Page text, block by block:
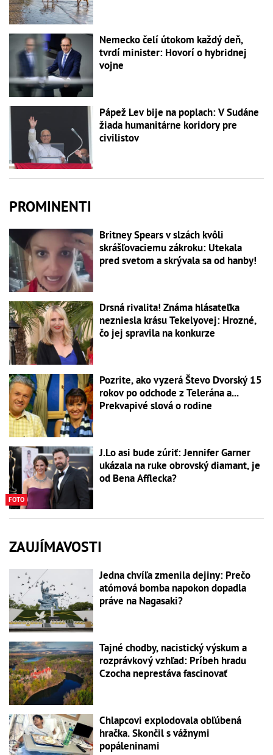
Nemecko čelí útokom každý deň,
tvrdí minister: Hovorí o hybridnej
vojne
Pápež Lev bije na poplach: V Sudáne
žiada humanitárne koridory pre
civilistov
PROMINENTI
Britney Spears v slzách kvôli
skrášľovaciemu zákroku: Utekala
pred svetom a skrývala sa od hanby!
Drsná rivalita! Známa hlásateľka
nezniesla krásu Tekelyovej: Hrozné,
čo jej spravila na konkurze
Pozrite, ako vyzerá Števo Dvorský 15
rokov po odchode z Telerána a...
Prekvapivé slová o rodine
FOTO
J.Lo asi bude zúriť: Jennifer Garner
ukázala na ruke obrovský diamant, je
od Bena Afflecka?
ZAUJÍMAVOSTI
Jedna chvíľa zmenila dejiny: Prečo
atómová bomba napokon dopadla
práve na Nagasaki?
Tajné chodby, nacistický výskum a
rozprávkový vzhľad: Príbeh hradu
Czocha neprestáva fascinovať
Chlapcovi explodovala obľúbená
hračka. Skončil s vážnymi
popáleninami